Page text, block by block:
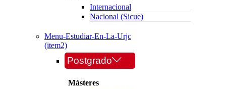
Internacional
Nacional (Sicue)
Menu-Estudiar-En-La-Urjc
(item2)
Postgrado
Másteres